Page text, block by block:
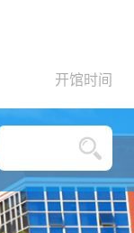
开馆时间